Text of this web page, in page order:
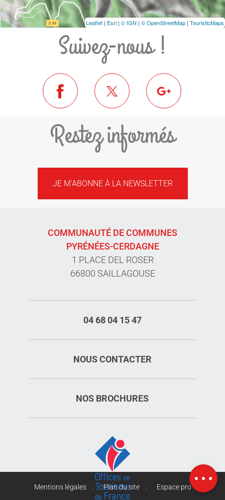
Carte
Leaflet | Esri | © IGN | © OpenStreetMap | TouristicMaps
Suivez-nous !
Restez informés
JE M'ABONNE À LA NEWSLETTER
COMMUNAUTÉ DE COMMUNES
PYRÉNÉES-CERDAGNE
1 PLACE DEL ROSER
66800 SAILLAGOUSE
04 68 04 15 47
NOUS CONTACTER
NOS BROCHURES
Mentions légales Plan du site Espace pro